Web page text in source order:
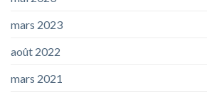
mars 2023
août 2022
mars 2021